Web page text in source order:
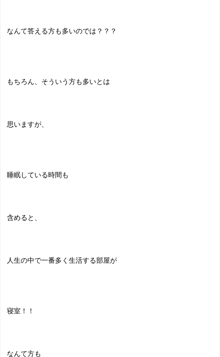
なんて答える方も多いのでは？？？
もちろん、そういう方も多いとは
思いますが、
睡眠している時間も
含めると、
人生の中で一番多く生活する部屋が
寝室！！
なんて方も